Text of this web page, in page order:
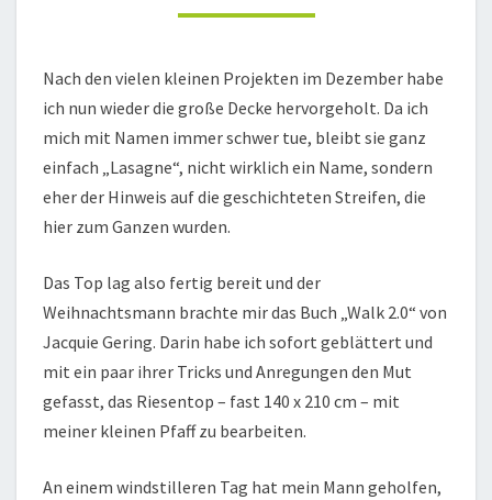
Nach den vielen kleinen Projekten im Dezember habe
ich nun wieder die große Decke hervorgeholt. Da ich
mich mit Namen immer schwer tue, bleibt sie ganz
einfach „Lasagne“, nicht wirklich ein Name, sondern
eher der Hinweis auf die geschichteten Streifen, die
hier zum Ganzen wurden.
Das Top lag also fertig bereit und der
Weihnachtsmann brachte mir das Buch „Walk 2.0“ von
Jacquie Gering. Darin habe ich sofort geblättert und
mit ein paar ihrer Tricks und Anregungen den Mut
gefasst, das Riesentop – fast 140 x 210 cm – mit
meiner kleinen Pfaff zu bearbeiten.
An einem windstilleren Tag hat mein Mann geholfen,